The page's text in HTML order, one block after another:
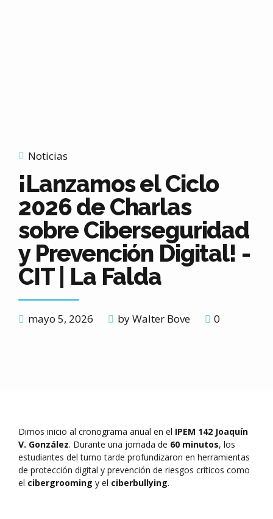
Noticias
¡Lanzamos el Ciclo
2026 de Charlas
sobre Ciberseguridad
y Prevención Digital! -
CIT | La Falda
mayo 5, 2026 by Walter Bove 0
Dimos inicio al cronograma anual en el IPEM 142 Joaquín
V. González. Durante una jornada de 60 minutos, los
estudiantes del turno tarde profundizaron en herramientas
de protección digital y prevención de riesgos críticos como
el cibergrooming y el ciberbullying.